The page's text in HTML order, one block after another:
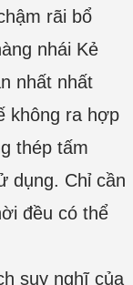
rãi bổ
nhái Kẻ
nhất nhất
không ra hợp
thép tấm
dụng. Chỉ cần
đều có thể
suy nghĩ của